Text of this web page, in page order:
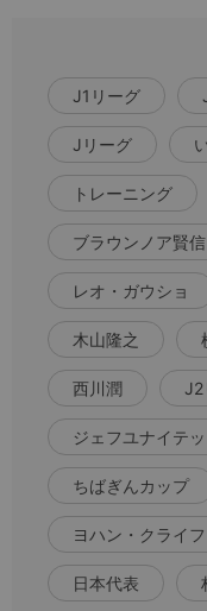
J1リーグ
Jリーグ
トレーニング
ブラウンノア賢信
レオ・ガウショ
木山隆之
西川潤 J2
ジェフユナイテ
ちばぎんカップ
ヨハン・クライフ
日本代表